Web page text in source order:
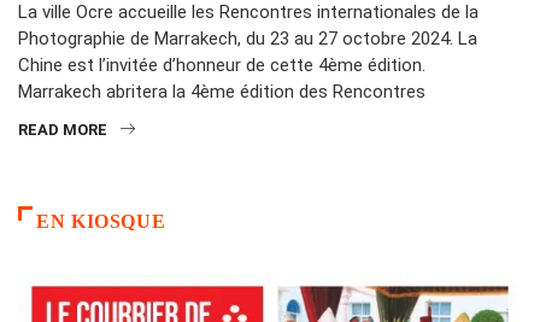
La ville Ocre accueille les Rencontres internationales de la
Photographie de Marrakech, du 23 au 27 octobre 2024. La
Chine est l’invitée d’honneur de cette 4ème édition.
Marrakech abritera la 4ème édition des Rencontres
READ MORE
EN KIOSQUE